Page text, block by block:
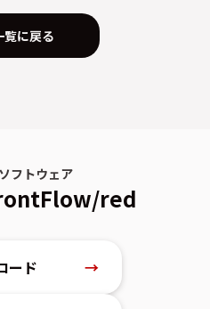
覧に戻る
フトウェア
red
ード →